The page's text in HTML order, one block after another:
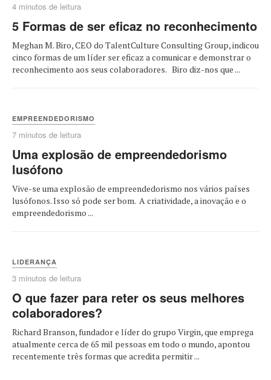
4 minutos de leitura
5 Formas de ser eficaz no reconhecimento
Meghan M. Biro, CEO do TalentCulture Consulting Group, indicou
cinco formas de um líder ser eficaz a comunicar e demonstrar o
reconhecimento aos seus colaboradores. Biro diz-nos que ...
EMPREENDEDORISMO
7 minutos de leitura
Uma explosão de empreendedorismo
lusófono
Vive-se uma explosão de empreendedorismo nos vários países
lusófonos. Isso só pode ser bom. A criatividade, a inovação e o
empreendedorismo ...
LIDERANÇA
3 minutos de leitura
O que fazer para reter os seus melhores
colaboradores?
Richard Branson, fundador e líder do grupo Virgin, que emprega
atualmente cerca de 65 mil pessoas em todo o mundo, apontou
recentemente três formas que acredita permitir ...